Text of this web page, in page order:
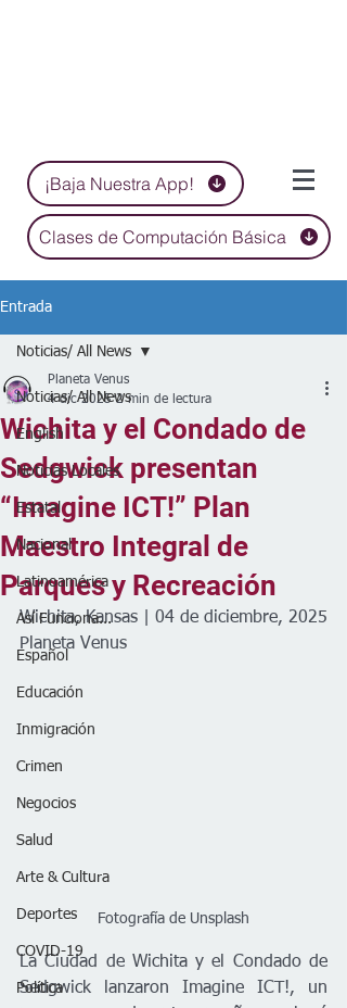
¡Baja Nuestra App!
Clases de Computación Básica
Entrada
Noticias/ All News
English
Noticias Locales
Estatal
Nacional
Latinoamérica
Así Funciona...
Español
Educación
Inmigración
Crimen
Negocios
Salud
Arte & Cultura
Deportes
COVID-19
Política
Noticias/ All News
Wichita y el Condado de
Sedgwick presentan
“Imagine ICT!” Plan
Maestro Integral de
Parques y Recreación
Planeta Venus
4 dic 2025 2 min de lectura
Wichita, Kansas | 04 de diciembre, 2025
Planeta Venus
Fotografía de Unsplash
La Ciudad de Wichita y el Condado de
Sedgwick lanzaron Imagine ICT!, un